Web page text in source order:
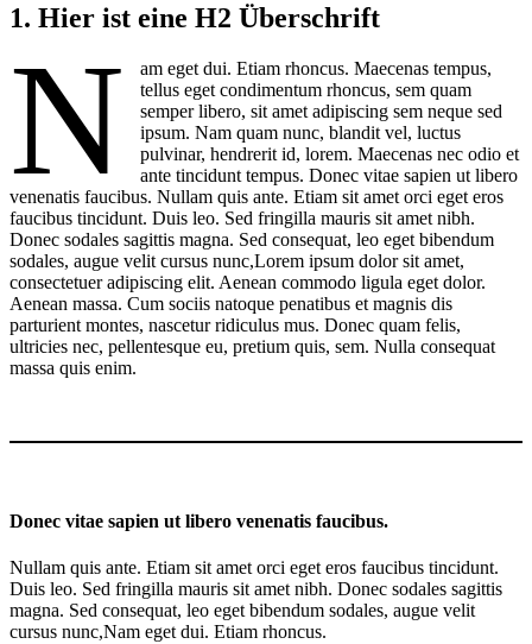
1. Hier ist eine H2 Überschrift
N
am eget dui. Etiam rhoncus. Maecenas tempus,
tellus eget condimentum rhoncus, sem quam
semper libero, sit amet adipiscing sem neque sed
ipsum. Nam quam nunc, blandit vel, luctus
pulvinar, hendrerit id, lorem. Maecenas nec odio et
ante tincidunt tempus. Donec vitae sapien ut libero
venenatis faucibus. Nullam quis ante. Etiam sit amet orci eget eros
faucibus tincidunt. Duis leo. Sed fringilla mauris sit amet nibh.
Donec sodales sagittis magna. Sed consequat, leo eget bibendum
sodales, augue velit cursus nunc,Lorem ipsum dolor sit amet,
consectetuer adipiscing elit. Aenean commodo ligula eget dolor.
Aenean massa. Cum sociis natoque penatibus et magnis dis
parturient montes, nascetur ridiculus mus. Donec quam felis,
ultricies nec, pellentesque eu, pretium quis, sem. Nulla consequat
massa quis enim.
Donec vitae sapien ut libero venenatis faucibus.
Nullam quis ante. Etiam sit amet orci eget eros faucibus tincidunt.
Duis leo. Sed fringilla mauris sit amet nibh. Donec sodales sagittis
magna. Sed consequat, leo eget bibendum sodales, augue velit
cursus nunc,Nam eget dui. Etiam rhoncus.